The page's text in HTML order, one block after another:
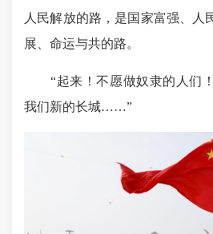
人民解放的路，是国家富强、人
展、命运与共的路。
“起来！不愿做奴隶的人们！
我们新的长城……”